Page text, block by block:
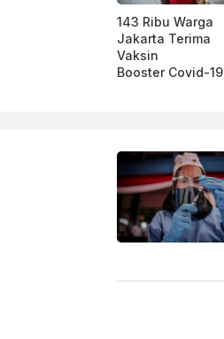
143 Ribu Warga
Jakarta Terima
Vaksin
Booster Covid-19